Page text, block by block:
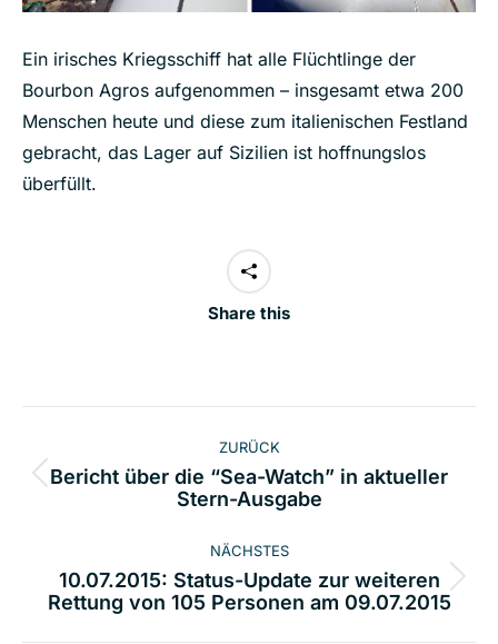
Ein irisches Kriegsschiff hat alle Flüchtlinge der
Bourbon Agros aufgenommen – insgesamt etwa 200
Menschen heute und diese zum italienischen Festland
gebracht, das Lager auf Sizilien ist hoffnungslos
überfüllt.
Share this
ZURÜCK
Vorheriger
Beitrag:
Bericht über die “Sea-Watch” in aktueller
Stern-Ausgabe
NÄCHSTES
Nächster
10.07.2015: Status-Update zur weiteren
Rettung von 105 Personen am 09.07.2015